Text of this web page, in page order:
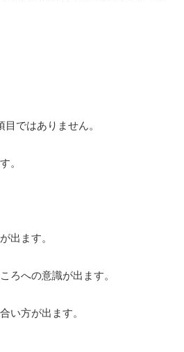
ではありません。
。
出ます。
ろへの意識が出ます。
い方が出ます。